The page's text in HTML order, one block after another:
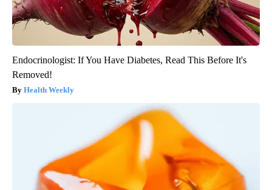
Endocrinologist: If You Have Diabetes, Read This Before It's
Removed!
Health Weekly